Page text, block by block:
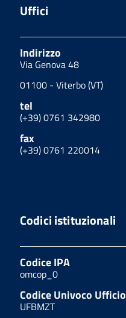
Uffici
Indirizzo
Via Genova 48
01100 - Viterbo (VT)
tel
(+39) 0761 342980
fax
(+39) 0761 220014
Codici istituzionali
Codice IPA
omcop_0
Codice Univoco Ufficio
UFBMZT